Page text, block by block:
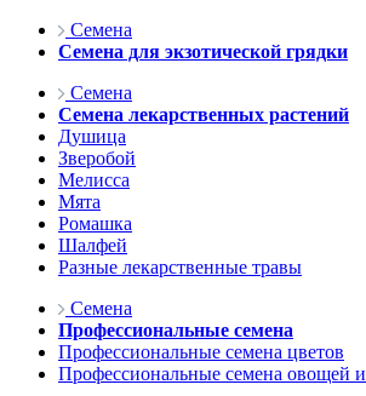
Семена
Семена для экзотической грядки
Семена
Семена лекарственных растений
Душица
Зверобой
Мелисса
Мята
Ромашка
Шалфей
Разные лекарственные травы
Семена
Профессиональные семена
Профессиональные семена цветов
Профессиональные семена овощей и